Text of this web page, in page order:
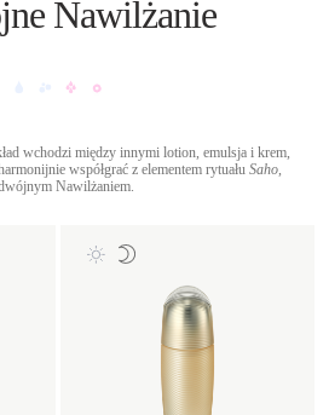
Nawilżanie
wchodzi między innymi lotion, emulsja i krem,
współgrać z elementem rytuału Saho,
Nawilżaniem.